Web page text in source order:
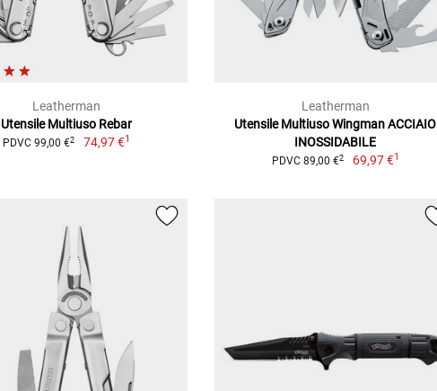
Leatherman
Utensile Multiuso Rebar
PDVC 99,00 €2 74,97 €1
Leatherman
Utensile Multiuso Wingman ACCIAIO
INOSSIDABILE
PDVC 89,00 €2 69,97 €1